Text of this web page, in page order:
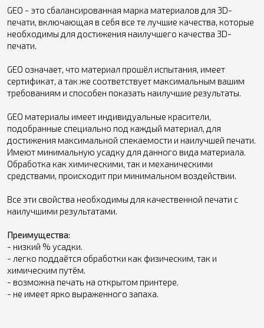
GEO - это сбалансированная марка материалов для 3D-
печати, включающая в себя все те лучшие качества, которые
необходимы для достижения наилучшего качества 3D-
печати.
GEO означает, что материал прошёл испытания, имеет
сертификат, а так же соответствует максимальным вашим
требованиям и способен показать наилучшие результаты.
GEO материалы имеет индивидуальные красители,
подобранные специально под каждый материал, для
достижения максимальной спекаемости и наилучшей печати.
Имеют минимальную усадку для данного вида материала.
Обработка как химическими, так и механическими
средствами, происходит при минимальном воздействии.
Все эти свойства необходимы для качественной печати с
наилучшими результатами.
Преимущества:
- низкий % усадки.
- легко поддаётся обработки как физическим, так и
химическим путём.
- возможна печать на открытом принтере.
- не имеет ярко выраженного запаха.